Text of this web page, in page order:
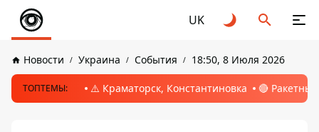
UK
Новости Украина События 18:50, 8 Июля 2026
ТОПТЕМЫ: ⚠️ Краматорск, Константиновка 🔴